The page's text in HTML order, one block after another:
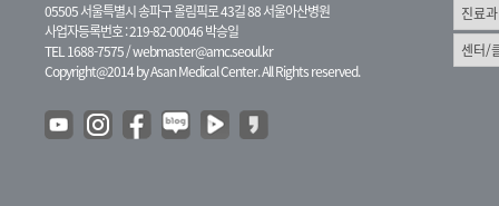
05505 서울특별시 송파구 올림픽로 43길 88 서울아산병원
사업자등록번호 : 219-82-00046 박승일
TEL 1688-7575 /webmaster@amc.seoul.kr
Copyright@2014 by Asan Medical Center. All Rights reserved.